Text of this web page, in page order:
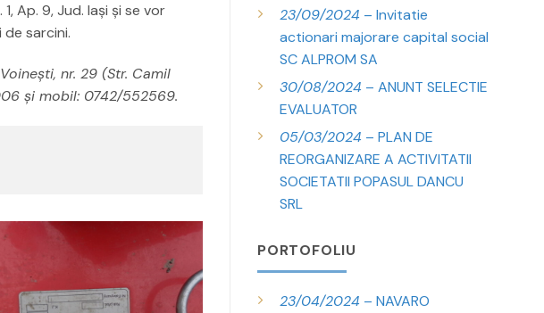
Ap. 9, Jud. Iași şi se vor
sarcini.
nr. 29 (Str. Camil
şi mobil: 0742/552569.
23/09/2024 – Invitatie
actionari majorare capital social
SC ALPROM SA
30/08/2024 – ANUNT SELECTIE
EVALUATOR
05/03/2024 – PLAN DE
REORGANIZARE A ACTIVITATII
SOCIETATII POPASUL DANCU
SRL
PORTOFOLIU
23/04/2024 – NAVARO